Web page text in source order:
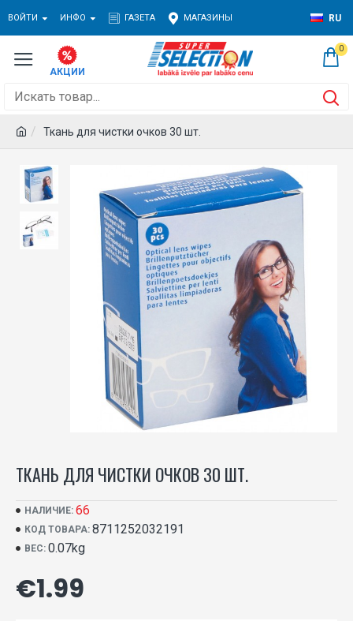
ВОЙТИ ИНФО ГАЗЕТА МАГАЗИНЫ RU
0
Ткань для чистки очков 30 шт.
ТКАНЬ ДЛЯ ЧИСТКИ ОЧКОВ 30 ШТ.
НАЛИЧИЕ: 66
КОД ТОВАРА: 8711252032191
ВЕС: 0.07kg
€1.99